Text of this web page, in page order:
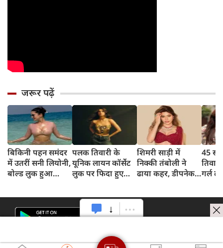
जरूर पढ़ें
बिकिनी पहन समंदर
में उतरीं सनी लियोनी,
बोल्ड लुक हुआ
पलक तिवारी के
यूनिक लायन कॉर्सेट
लुक पर फिदा हुए
शिमरी साड़ी में
निक्की तंबोली ने
ढाया कहर, डीपनेक
45
गर्ल